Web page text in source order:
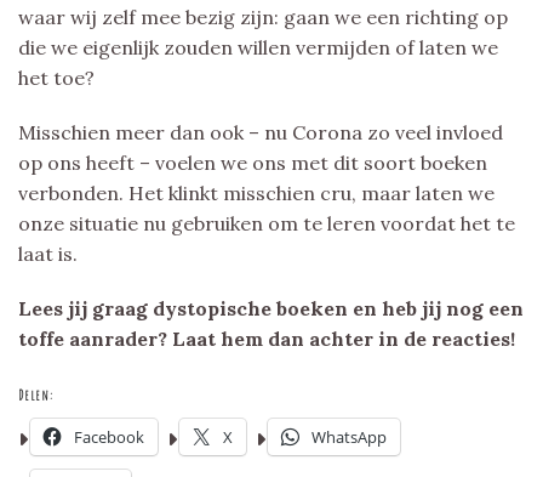
waar wij zelf mee bezig zijn: gaan we een richting op
die we eigenlijk zouden willen vermijden of laten we
het toe?
Misschien meer dan ook – nu Corona zo veel invloed
op ons heeft – voelen we ons met dit soort boeken
verbonden. Het klinkt misschien cru, maar laten we
onze situatie nu gebruiken om te leren voordat het te
laat is.
Lees jij graag dystopische boeken en heb jij nog een
toffe aanrader? Laat hem dan achter in de reacties!
Delen:
Facebook X WhatsApp